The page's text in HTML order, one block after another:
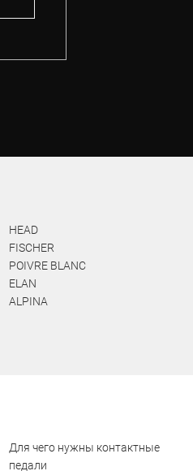
HEAD
FISCHER
POIVRE BLANC
ELAN
ALPINA
Для чего нужны контактные
педали